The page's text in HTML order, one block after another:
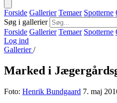
Forside Gallerier Temaer Spotterne
Søg i gallerier
Forside Gallerier Temaer Spotterne
Log ind
Gallerier/
Marked i
Foto: Henrik Bundgaard 7. maj